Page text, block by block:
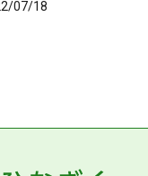
07/18